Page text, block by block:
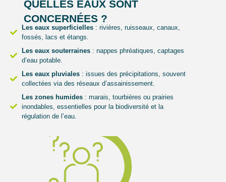
QUELLES EAUX SONT
CONCERNÉES ?
Les eaux superficielles: rivières, ruisseaux, canaux,
fossés, lacs et étangs.
Les eaux souterraines: nappes phréatiques, captages
d’eau potable.
Les eaux pluviales: issues des précipitations, souvent
collectées via des réseaux d’assainissement.
Les zones humides : marais, tourbières ou prairies
inondables, essentielles pour la biodiversité et la
régulation de l’eau.